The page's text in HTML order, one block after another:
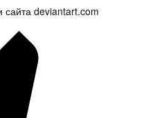
сайта deviantart.com